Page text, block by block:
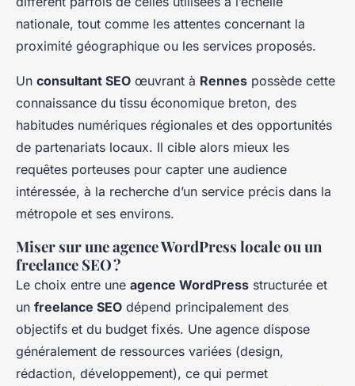
nationale, tout comme les attentes concernant la
proximité géographique ou les services proposés.
Un consultant SEO œuvrant à Rennes possède cette
connaissance du tissu économique breton, des
habitudes numériques régionales et des opportunités
de partenariats locaux. Il cible alors mieux les
requêtes porteuses pour capter une audience
intéressée, à la recherche d’un service précis dans la
métropole et ses environs.
Miser sur une agence WordPress locale ou un
freelance SEO ?
Le choix entre une agence WordPress structurée et
un freelance SEO dépend principalement des
objectifs et du budget fixés. Une agence dispose
généralement de ressources variées (design,
rédaction, développement), ce qui permet